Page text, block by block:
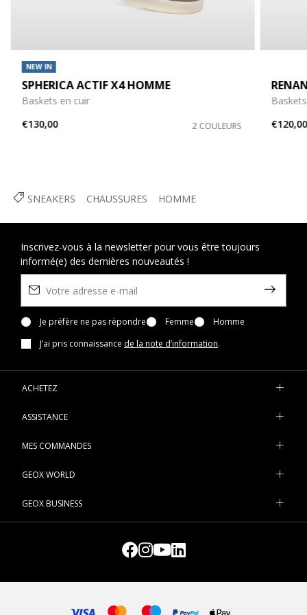
SNEAKERS CHAUSSURES HOMME
NEW IN
SPHERICA ACTIF X4 HOMME
Baskets en cuir
€130,00
2 COULEURS
€120,00
Inscrivez-vous à la newsletter pour vous être toujours
informé(e) des dernières nouveautés !
Je préfère ne pas répondre Femme
Homme
J’ai pris connaissance de la note d’information.
ACHETEZ
ASSISTANCE
MES COMMANDES
GEOX WORLD
GEOX BUSINESS